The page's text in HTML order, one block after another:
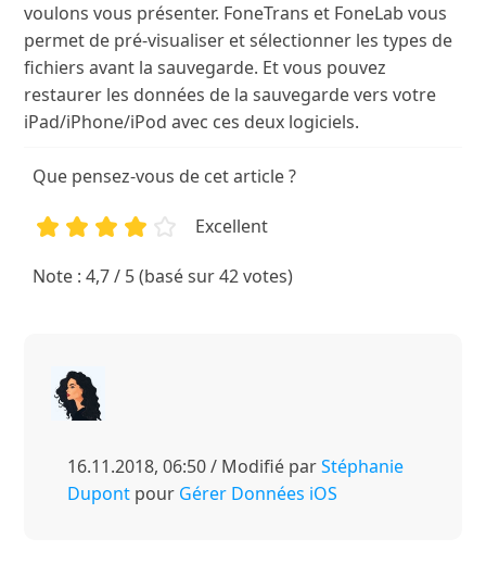
voulons vous présenter. FoneTrans et FoneLab vous
permet de pré-visualiser et sélectionner les types de
fichiers avant la sauvegarde. Et vous pouvez
restaurer les données de la sauvegarde vers votre
iPad/iPhone/iPod avec ces deux logiciels.
Que pensez-vous de cet article ?
1 3 4
Excellent
Note : 4,7 / 5 (basé sur 42 votes)
16.11.2018, 06:50 / Modifié parStéphanie
Dupont pour Gérer Données iOS